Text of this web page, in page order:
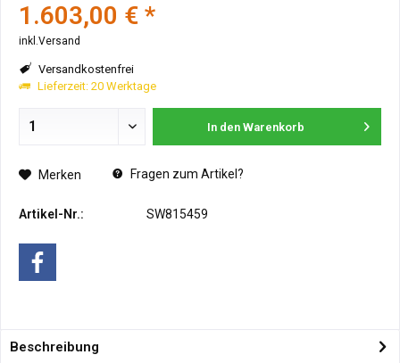
1.603,00 € *
inkl.Versand
Versandkostenfrei
Lieferzeit: 20 Werktage
In den Warenkorb
Merken Fragen zum Artikel?
Artikel-Nr.: SW815459
Beschreibung